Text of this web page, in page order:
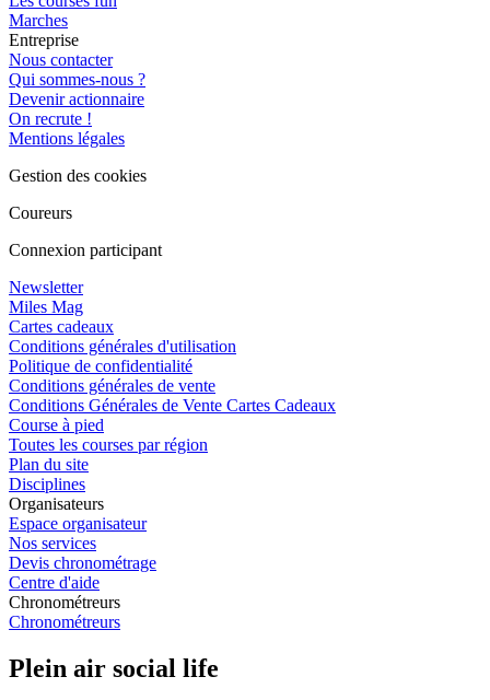
Marches
Entreprise
Nous contacter
Qui sommes-nous ?
Devenir actionnaire
On recrute !
Mentions légales
Gestion des cookies
Coureurs
Connexion participant
Newsletter
Miles Mag
Cartes cadeaux
Conditions générales d'utilisation
Politique de confidentialité
Conditions générales de vente
Conditions Générales de Vente Cartes Cadeaux
Course à pied
Toutes les courses par région
Plan du site
Disciplines
Organisateurs
Espace organisateur
Nos services
Devis chronométrage
Centre d'aide
Chronométreurs
Chronométreurs
Plein air social life